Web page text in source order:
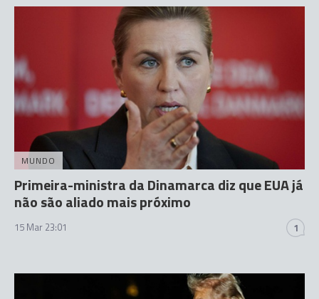
MUNDO
Primeira-ministra da Dinamarca diz que EUA já
não são aliado mais próximo
15 Mar 23:01 1